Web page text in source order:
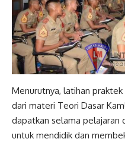
Menurutnya, latihan
dari materi Teori Dasar
dapatkan selama pelajaran
untuk mendidik dan